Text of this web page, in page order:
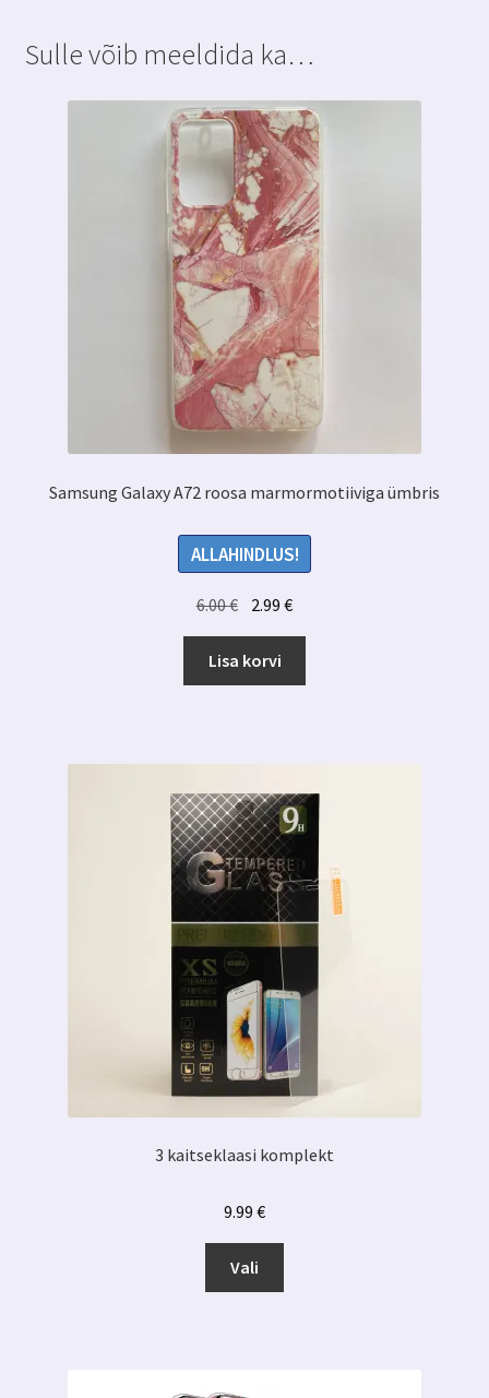
Sulle võib meeldida ka…
Samsung Galaxy A72 roosa marmormotiiviga ümbris
ALLAHINDLUS!
6.00€ Algne
hind
oli:
6.00 €.
2.99€Praegune
hind
2.99 €.
Lisa korvi
3 kaitseklaasi komplekt
9.99 €
Vali